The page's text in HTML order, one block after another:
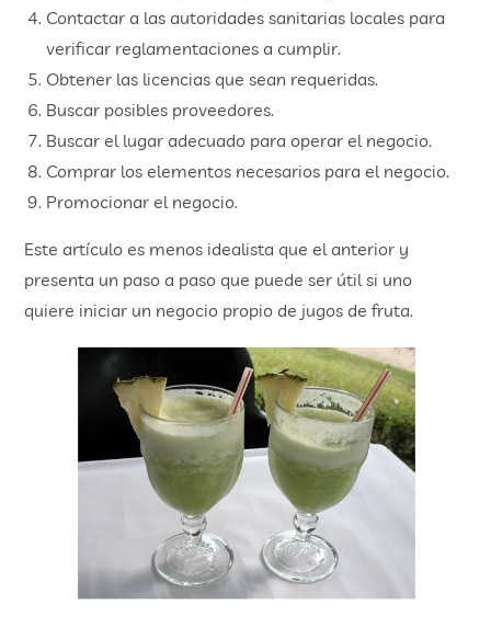
Contactar a las autoridades sanitarias locales para
verificar reglamentaciones a cumplir.
Obtener las licencias que sean requeridas.
Buscar posibles proveedores.
Buscar el lugar adecuado para operar el negocio.
Comprar los elementos necesarios para el negocio.
Promocionar el negocio.
Este artículo es menos idealista que el anterior y
presenta un paso a paso que puede ser útil si uno
quiere iniciar un negocio propio de jugos de fruta.